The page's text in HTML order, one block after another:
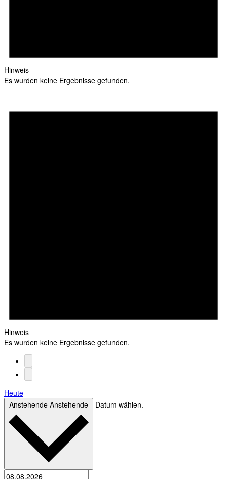
Hinweis
Es wurden keine Ergebnisse gefunden.
Hinweis
Es wurden keine Ergebnisse gefunden.
Heute
Anstehende Anstehende Datum wählen.